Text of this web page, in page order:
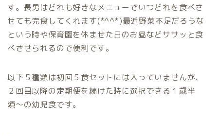
す。長男はどれも好きなメニューでいつどれを食べさ
せても完食してくれます(*^^*)最近野菜不足だろうな
という時や保育園を休ませた日のお昼などササッと食
べさせられるので便利です。
以下５種類は初回５食セットには入っていませんが、
２回目以降の定期便を続けた時に選択できる１歳半
頃〜の幼児食です。